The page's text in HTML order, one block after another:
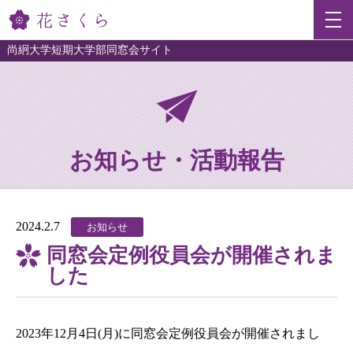
尚絅大学短期大学部同窓会サイト
お知らせ・活動報告
2024.2.7 お知らせ
同窓会定例役員会が開催されま
した
2023年12月4日(月)に同窓会定例役員会が開催されまし